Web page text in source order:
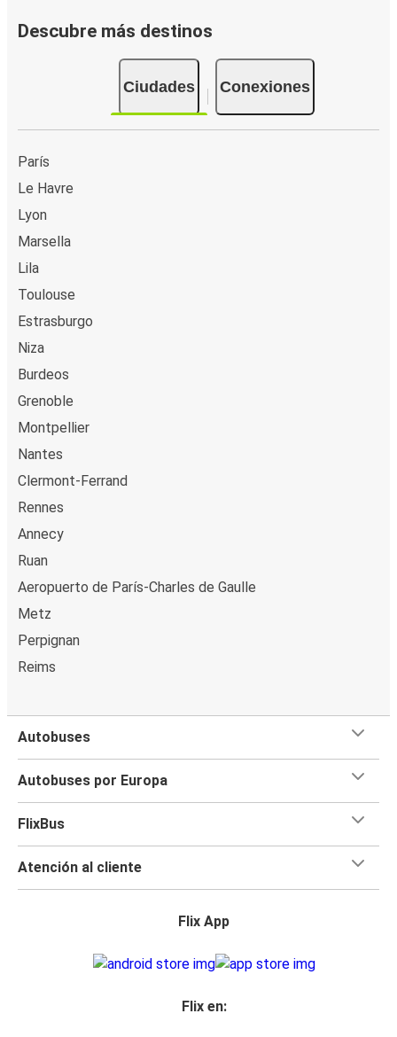
Descubre más destinos
Ciudades Conexiones
París
Le Havre
Lyon
Marsella
Lila
Toulouse
Estrasburgo
Niza
Burdeos
Grenoble
Montpellier
Nantes
Clermont-Ferrand
Rennes
Annecy
Ruan
Aeropuerto de París-Charles de Gaulle
Metz
Perpignan
Reims
Autobuses
Autobuses por Europa
FlixBus
Atención al cliente
Flix App
Flix en: